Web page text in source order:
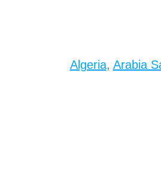
Algeria, Arabia